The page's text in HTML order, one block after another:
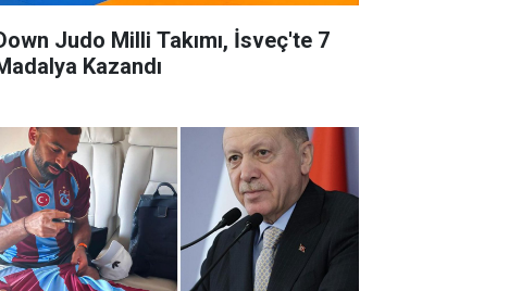
Judo Milli Takımı, İsveç'te 7
Kazandı